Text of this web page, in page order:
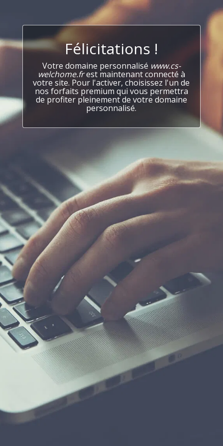
Félicitations !
Votre domaine personnalisé www.cs-
welchome.frest maintenant connecté à
votre site. Pour l'activer, choisissez l'un de
nos forfaits premium qui vous permettra
de profiter pleinement de votre domaine
personnalisé.